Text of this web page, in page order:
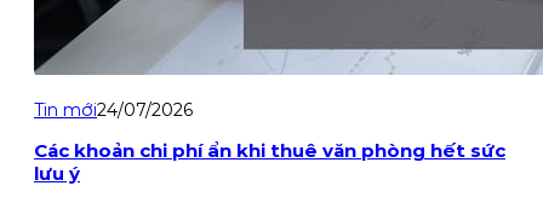
Tin mới24/07/2026
Các khoản chi phí ẩn khi thuê văn phòng hết sức
lưu ý